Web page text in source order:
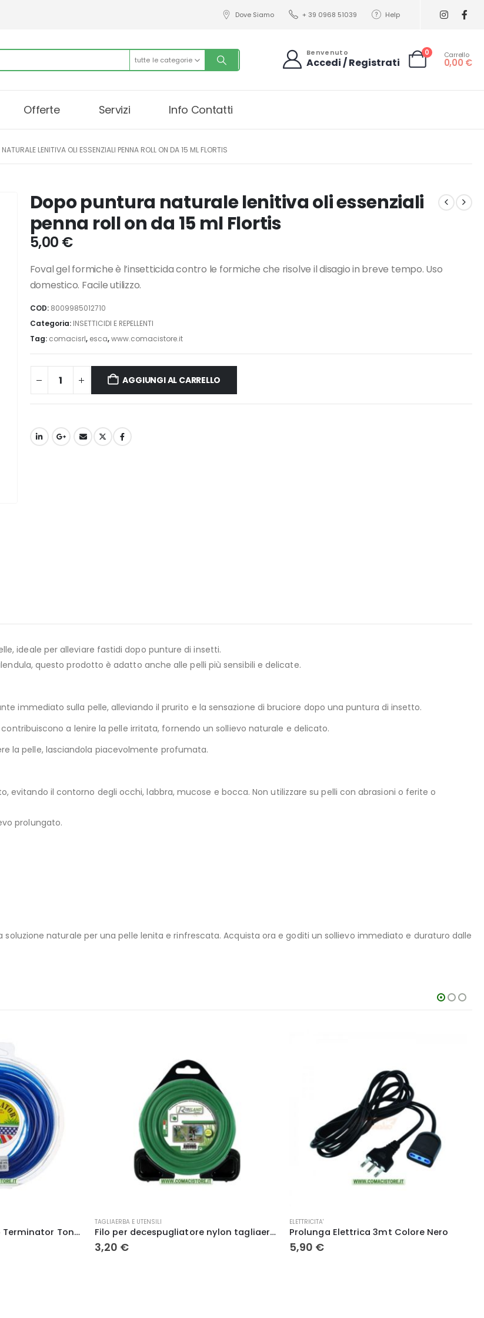
Dove Siamo + 39 0968 51039 Help
tutte le categorie
Benvenuto
Accedi / Registrati
0 Carrello
0,00 €
Offerte Servizi Info Contatti
LENITIVA OLI ESSENZIALI PENNA ROLL ON DA 15 ML FLORTIS
Dopo puntura naturale lenitiva oli essenziali
penna roll on da 15 ml Flortis
5,00 €
Foval gel formiche è l’insetticida contro le formiche che risolve il disagio in breve tempo. Uso
domestico. Facile utilizzo.
COD: 8009985012710
Categoria: INSETTICIDI E REPELLENTI
Tag: comacisrl, esca,www.comacistore.it
AGGIUNGI AL CARRELLO
ideale per alleviare fastidi dopo punture di insetti.
questo prodotto è adatto anche alle pelli più sensibili e delicate.
immediato sulla pelle, alleviando il prurito e la sensazione di bruciore dopo una puntura di insetto.
a lenire la pelle irritata, fornendo un sollievo naturale e delicato.
la pelle, lasciandola piacevolmente profumata.
il contorno degli occhi, labbra, mucose e bocca. Non utilizzare su pelli con abrasioni o ferite o
prolungato.
naturale per una pelle lenita e rinfrescata. Acquista ora e goditi un sollievo immediato e duraturo dalle
Filo per decespugliatore nylon tagliaerba tondo bobina 2,7 x 15 mt – Ribiland
ELETTRICITA'
Prolunga Elettrica 3mt Colore Nero
5,90€
PISCINE
172,00